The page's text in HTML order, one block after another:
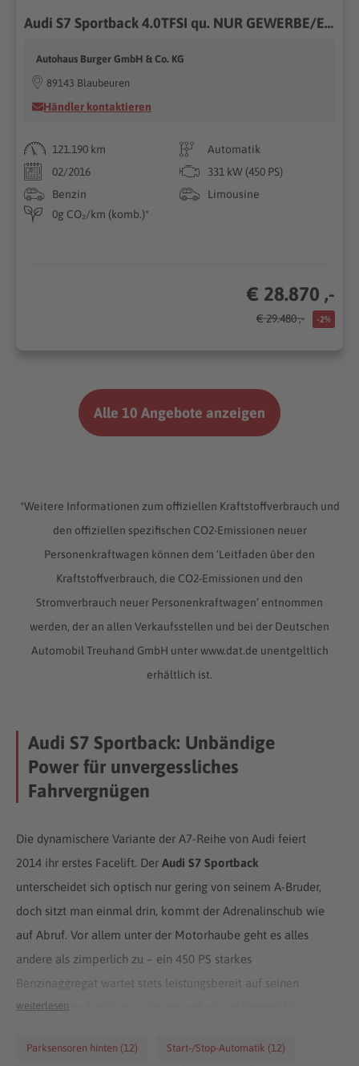
Audi S7 Sportback 4.0TFSI qu. NUR GEWERBE/EXPORT
Autohaus Burger GmbH & Co. KG
89143 Blaubeuren
Händler kontaktieren
121.190 km
Automatik
02/2016
331 kW (450 PS)
Benzin
Limousine
0g CO₂/km (komb.)*
€ 28.870 ,-
€ 29.480 ,- -2%
Alle 10 Angebote anzeigen
*Weitere Informationen zum offiziellen Kraftstoffverbrauch und
den offiziellen spezifischen CO2-Emissionen neuer
Personenkraftwagen können dem ‘Leitfaden über den
Kraftstoffverbrauch, die CO2-Emissionen und den
Stromverbrauch neuer Personenkraftwagen’ entnommen
werden, der an allen Verkaufsstellen und bei der Deutschen
Automobil Treuhand GmbH unter www.dat.de unentgeltlich
erhältlich ist.
Audi S7 Sportback: Unbändige
Power für unvergessliches
Fahrvergnügen
Die dynamischere Variante der A7-Reihe von Audi feiert
2014 ihr erstes Facelift. DerAudi S7 Sportback
unterscheidet sich optisch nur gering von seinem A-Bruder,
doch sitzt man einmal drin, kommt der Adrenalinschub wie
auf Abruf. Vor allem unter der Motorhaube geht es alles
andere als zimperlich zu – ein 450 PS starkes
Benzinaggregat wartet stets leistungsbereit auf seinen
Einsatz. Gute Serienausstattung und ein umfangreiches
Audi-Liebhaber-Herzen dynamischer schlagen. Ganz im
weiterlesen
Parksensoren hinten (12) Start-/Stop-Automatik (12)